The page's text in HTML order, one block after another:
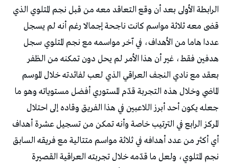
الرابطة الأولى بعد أن وقع التعاقد معه من قبل نجم المتلوي الذي
قضى معه ثلاثة مواسم كانت ناجحة إجمالا رغم أنه لم يسجل
عددا هاما من الأهداف، في آخر مواسمه مع نجم المتلوي سجل
هدفين فقط، غير أن هذا الأمر لم يحل دون تمكنه من الظفر
بعقد مع نادي النجف العراقي الذي لعب لفائدته خلال الموسم
الماضي وخلال هذه التجربة قدّم المستوري أفضل مستوياته وهو ما
جعله يكون أحد أبرز اللاعبين في هذا الفريق وقاده إلى احتلال
المركز الرابع في الترتيب خاصة وأنه تمكن من تسجيل عشرة أهداف
أي أكثر من عدد أهدافه في ثلاثة مواسم متتالية مع فريقه السابق
نجم المتلوي، ولعل ما قدّمه خلال تجربته العراقية القصيرة